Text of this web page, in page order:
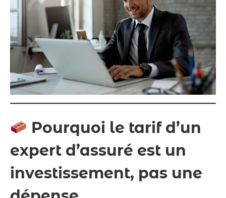
Pourquoi le tarif d’un
expert d’assuré est un
investissement, pas une